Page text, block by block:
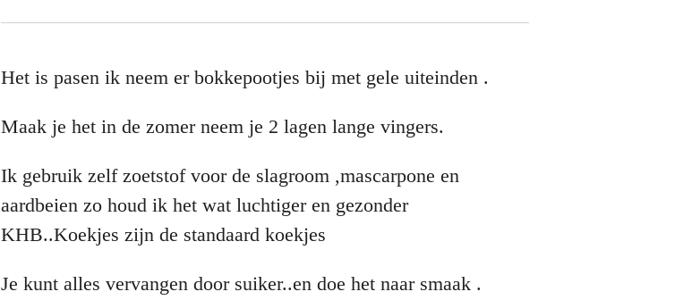
Het is pasen ik neem er bokkepootjes bij met gele uiteinden .
Maak je het in de zomer neem je 2 lagen lange vingers.
Ik gebruik zelf zoetstof voor de slagroom ,mascarpone en
aardbeien zo houd ik het wat luchtiger en gezonder
KHB..Koekjes zijn de standaard koekjes
Je kunt alles vervangen door suiker..en doe het naar smaak .